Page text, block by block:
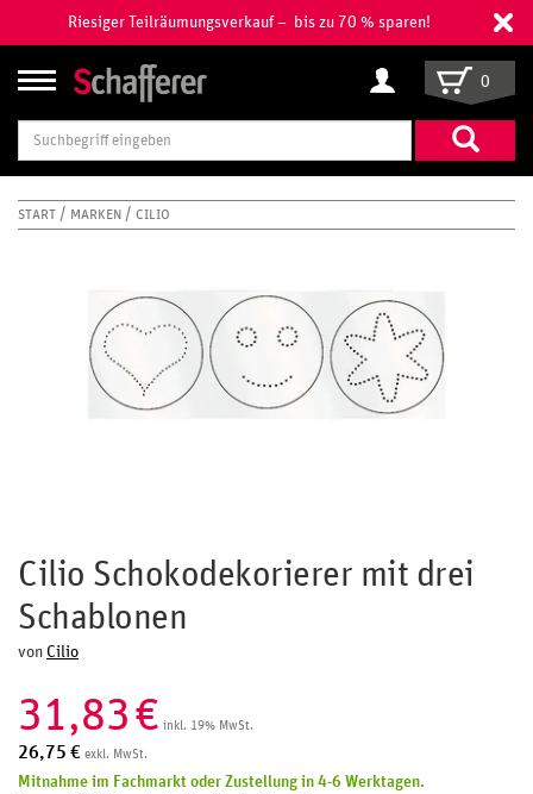
Riesiger Teilräumungsverkauf – bis zu 70 % sparen!
Suchbegriff
eingeben
0
START MARKEN CILIO
Cilio Schokodekorierer mit drei
Schablonen
von Cilio
31,83€ inkl. 19% MwSt.
26,75 € exkl. MwSt.
Mitnahme im Fachmarkt oder Zustellung in 4-6 Werktagen.